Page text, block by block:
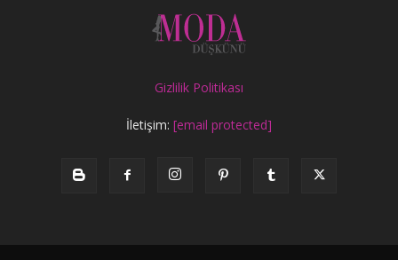
Gizlilik Politikası
İletişim: [email protected]